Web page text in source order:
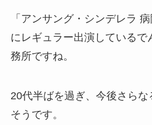
「アンサング・シンデレラ
にレギュラー出演しているで
務所ですね。
20代半ばを過ぎ、今後さら
そうです。